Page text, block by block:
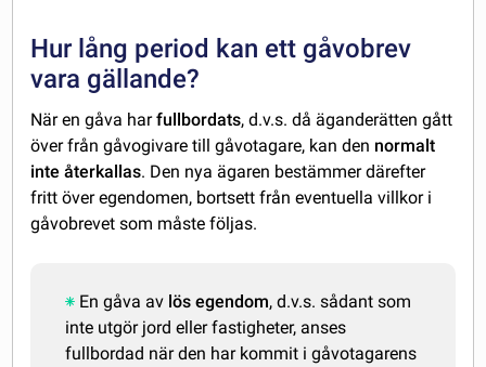
Hur lång period kan ett gåvobrev
vara gällande?
När en gåva harfullbordats, d.v.s. då äganderätten gått
över från gåvogivare till gåvotagare, kan den normalt
inte återkallas. Den nya ägaren bestämmer därefter
fritt över egendomen, bortsett från eventuella villkor i
gåvobrevet som måste följas.
En gåva av lös egendom, d.v.s. sådant som
inte utgör jord eller fastigheter, anses
fullbordad när den har kommit i gåvotagarens